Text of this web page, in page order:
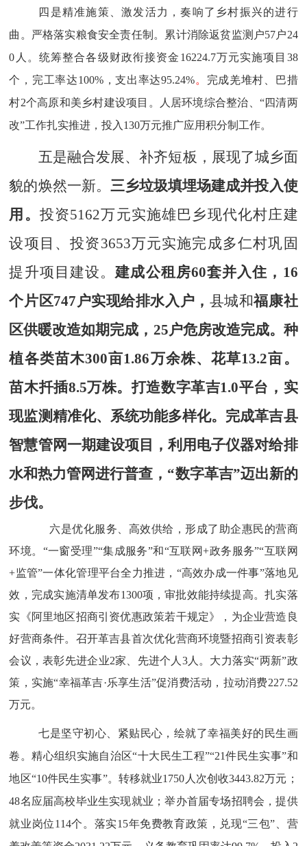
四是精准施策、激发活力，奏响了乡村振兴的进行
曲。 严格落实粮食安全责任制。累计消除返贫监测户57户24
0 人。统筹整合各级财政衔接资金 16224.7万元实施项目 38
个， 完工率达100%，支出率达95.24%。 完成羌堆村、巴措
村2个高原和美乡村建设项目。 人居环境综合整治、 “四清两
改”工作扎实推进，投入 130万元推广应用积分制工作。
五是融合发展、补齐短板，展现了城乡面
貌的焕然一新。 三乡垃圾填埋场建成并投入使
用 。 投资5162万元实施雄巴乡现代化村庄建
设项目、投资3653万元实施完成多仁村巩固
提升项目建设。建成公租房60套并入住， 16
个片区747户实现给排水入户， 县城和福康社
区供暖改造如期完成， 25户危房改造完成。 种
植各类苗木300亩1.86万余株、花草13.2亩。
苗木扦插8.5万株。打造数字革吉1.0平台，实
现监测精准化、系统功能多样化。完成革吉县
智慧管网一期建设项目，利用电子仪器对给排
水和热力管网进行普查，“数字革吉”迈出新的
步伐。
六是优化服务、高效供给，形成了助企惠民的营商
环境。 “一窗受理”“集成服务”和“互联网+政务服务”“互联网
+监管”一体化管理平台全力推进，“高效办成一件事”落地见
效，完成实施清单发布1300项，审批效能持续提高。扎实落
实《阿里地区招商引资优惠政策若干规定》，为企业营造良
好营商条件。 召开革吉县首次优化营商环境暨招商引资表彰
会议，表彰先进企业2家、先进个人 3人。大力落实“两新”政
策，实施“幸福革吉·乐享生活”促消费活动 ，拉动消费227.52
万元。
七是坚守初心、紧贴民心，绘就了幸福美好的民生画
卷。精心组织实施自治区“十大民生工程”“21件民生实事”和
地区“10件民生实事”。 转移就业1750 人次创收3443.82万元；
48名应届高校毕业生实现就业；举办首届专场招聘会，提供
就业岗位114个。 落实15年免费教育政策， 兑现“三包”、营